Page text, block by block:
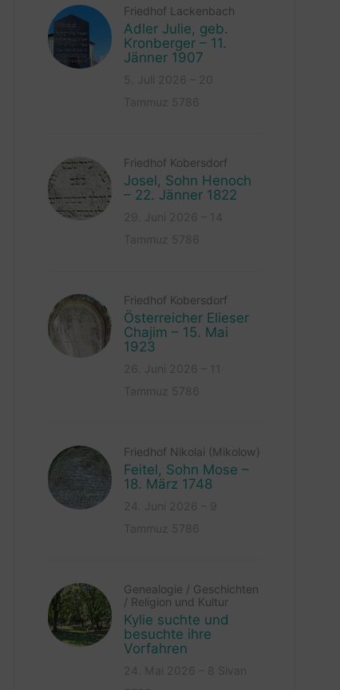
Friedhof Lackenbach
Adler Julie, geb.
Kronberger – 11.
Jänner 1907
Friedhof Kobersdorf
Josel, Sohn Henoch
– 22. Jänner 1822
Friedhof Kobersdorf
Österreicher Elieser
Chajim – 15. Mai
1923
Friedhof Nikolai (Mikolow)
Feitel, Sohn Mose –
18. März 1748
Genealogie / Geschichten
/ Religion und Kultur
Kylie suchte und
besuchte ihre
Vorfahren